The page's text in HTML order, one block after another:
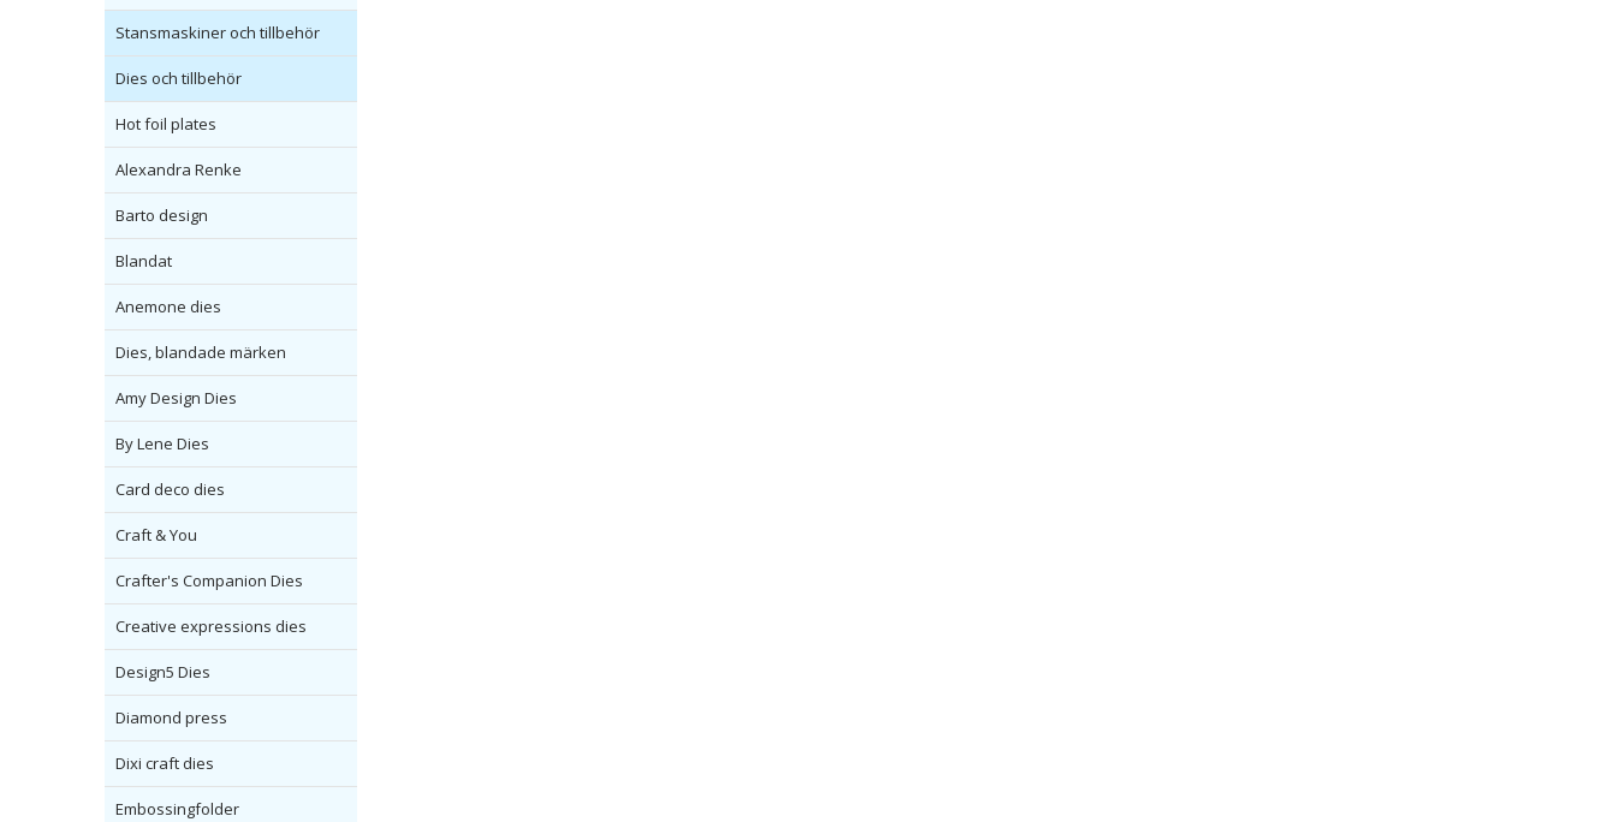
Stansmaskiner och tillbehör
Dies och tillbehör
Hot foil plates
Alexandra Renke
Barto design
Blandat
Anemone dies
Dies, blandade märken
Amy Design Dies
By Lene Dies
Card deco dies
Craft & You
Crafter's Companion Dies
Creative expressions dies
Design5 Dies
Diamond press
Dixi craft dies
Embossingfolder